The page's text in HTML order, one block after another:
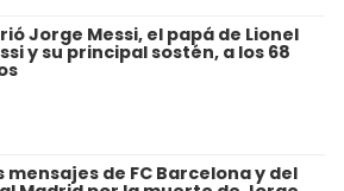
Jorge Messi, el papá de Lionel
y su principal sostén, a los 68
mensajes de FC Barcelona y del